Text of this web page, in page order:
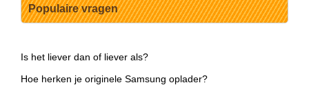
Populaire vragen
Is het liever dan of liever als?
Hoe herken je originele Samsung oplader?